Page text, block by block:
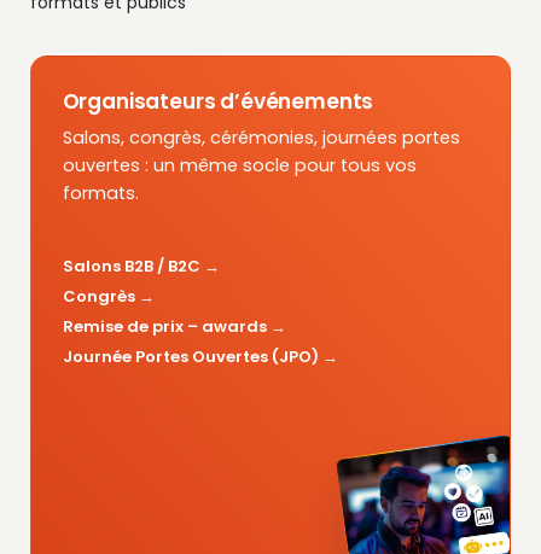
Organisateurs d’événements
Salons, congrès, cérémonies, journées portes
ouvertes : un même socle pour tous vos
formats.
Salons B2B / B2C
Congrès
Remise de prix – awards
Journée Portes Ouvertes (JPO)